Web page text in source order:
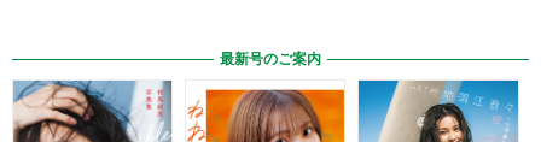
最新号のご案内